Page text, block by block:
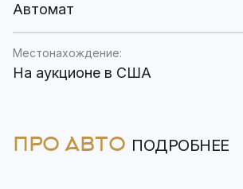
Автомат
Местонахождение:
На аукционе в США
ПРО АВТО ПОДРОБНЕЕ